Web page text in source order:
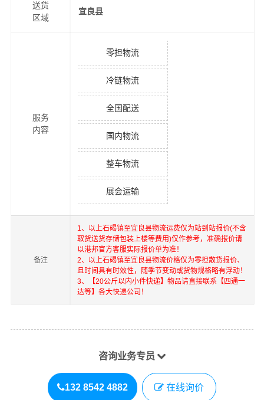
送货
区域
宜良县
服务
内容
零担物流
冷链物流
全国配送
国内物流
整车物流
展会运输
备注
1、以上石碣镇至宜良县物流运费仅为站到站报价(不含
取货送货存储包装上楼等费用)仅作参考，准确报价请
以港邦官方客服实际报价单为准！
2、以上石碣镇至宜良县物流价格仅为零担散货报价、
且时间具有时效性，随季节变动或货物规格略有浮动！
3、【20公斤以内小件快递】物品请直接联系【四通一
达等】各大快递公司！
咨询业务专员
132 8542 4882 在线询价